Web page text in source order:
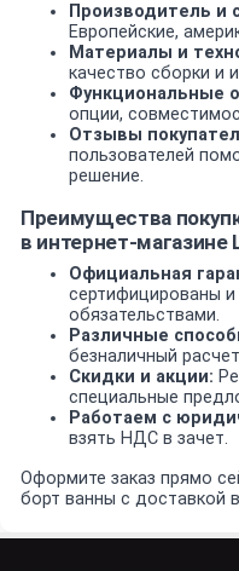
Производитель и
Европейские,
Материалы и
качество сборки и
Функциональные
опции,
Отзывы
пользователей
решение.
Преимущества
в интернет-
Официальная
сертифицированы
обязательствами.
Различные
безналичный
Скидки и акции:
специальные
Работаем с
взять НДС в зачет.
Оформите заказ прямо
борт ванны с доставкой